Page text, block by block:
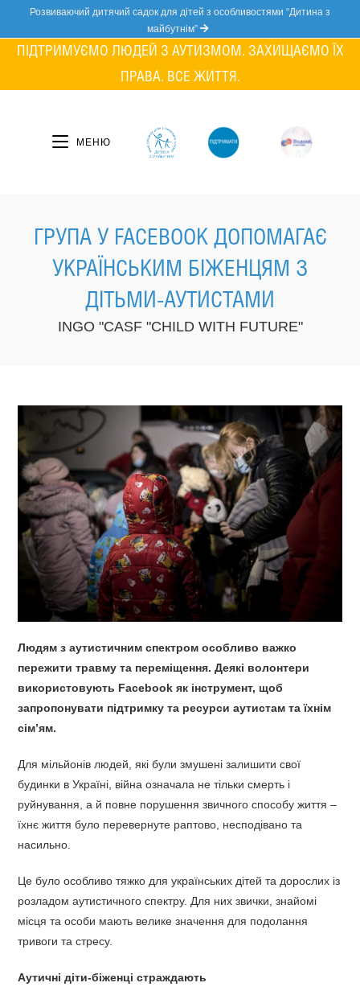
content
Розвиваючий дитячий садок для дітей з особливостями “Дитина з
майбутнім”
ПІДТРИМУЄМО ЛЮДЕЙ З АУТИЗМОМ. ЗАХИЩАЄМО ЇХ
ПРАВА. ВСЕ ЖИТТЯ.
МЕНЮ
ГРУПА У FACEBOOK ДОПОМАГАЄ
УКРАЇНСЬКИМ БІЖЕНЦЯМ З
ДІТЬМИ-АУТИСТАМИ
INGO "CASF "CHILD WITH FUTURE"
Людям з аутистичним спектром особливо важко
пережити травму та переміщення. Деякі волонтери
використовують Facebook як інструмент, щоб
запропонувати підтримку та ресурси аутистам та їхнім
сім’ям.
Для мільйонів людей, які були змушені залишити свої
будинки в Україні, війна означала не тільки смерть і
руйнування, а й повне порушення звичного способу життя –
їхнє життя було перевернуте раптово, несподівано та
насильно.
Це було особливо тяжко для українських дітей та дорослих із
розладом аутистичного спектру. Для них звички, знайомі
місця та особи мають велике значення для подолання
тривоги та стресу.
Аутичні діти-біженці страждають